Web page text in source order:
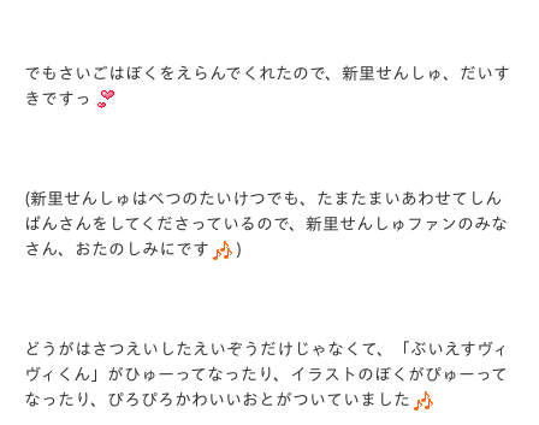
でもさいごはぼくをえらんでくれたので、新里せんしゅ、 だいす
きですっ
(新里せんしゅはべつのたいけつでも、 たまたまいあわせてしん
ぱんさんをしてくださっているので、 新里せんしゅファンのみな
さん、おたのしみにです
)
どうがはさつえいしたえいぞうだけじゃなくて、「 ぶいえすヴィ
ヴィくん」がひゅーってなったり、
イラストのぼくがぴゅーって
なったり、 ぴろぴろかわいいおとがついていました